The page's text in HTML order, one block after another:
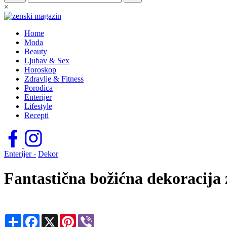
×
Home
Moda
Beauty
Ljubav & Sex
Horoskop
Zdravlje & Fitness
Porodica
Enterijer
Lifestyle
Recepti
Enterijer - Dekor
Fantastična božićna dekoracija
Share Facebook
X Pinterest